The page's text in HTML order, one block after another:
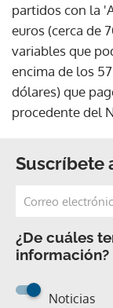
partidos con la
euros (cerca de
variables que
encima de los
dólares) que
procedente del
Suscríbete
¿De cuáles
información?
Noticias